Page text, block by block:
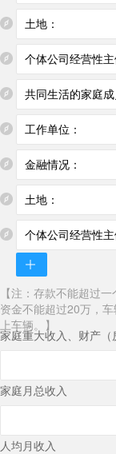
【注：存款不能超过
资金不能超过20万，
上车辆。】
家庭重大收入、财产
家庭月总收入
人均月收入